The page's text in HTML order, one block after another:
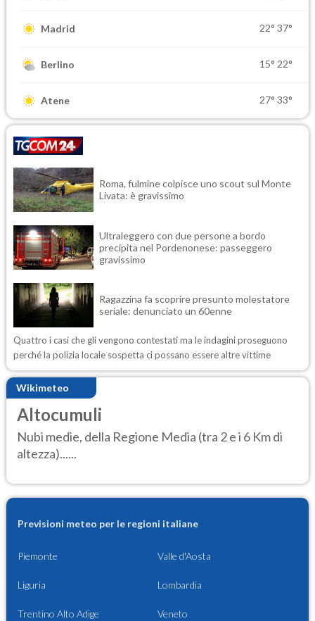
Madrid 22° 37°
Berlino 15° 22°
Atene 27° 33°
Roma, fulmine colpisce uno scout sul Monte
Livata: è gravissimo
Ultraleggero con due persone a bordo
precipita nel Pordenonese: passeggero
gravissimo
Ragazzina fa scoprire presunto molestatore
seriale: denunciato un 60enne
Quattro i casi che gli vengono contestati ma le indagini proseguono
perché la polizia locale sospetta ci possano essere altre vittime
Wikimeteo
Altocumuli
Nubi medie, della Regione Media (tra 2 e i 6 Km di
altezza)......
Previsioni meteo per le regioni italiane
Piemonte Valle d'Aosta
Liguria Lombardia
Trentino Alto Adige Veneto